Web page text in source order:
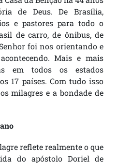
de Deus. De Brasília,
e pastores para todo o
de carro, de ônibus, de
foi nos orientando e
Mais e mais
em todos os estados
17 países. Com tudo isso
milagres e a bondade de
reflete realmente o que
do apóstolo Doriel de